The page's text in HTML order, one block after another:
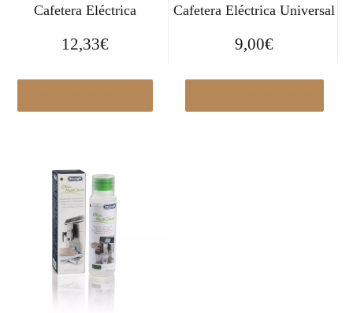
Cafetera Eléctrica
12,33€
Cafetera Eléctrica Universal
9,00€